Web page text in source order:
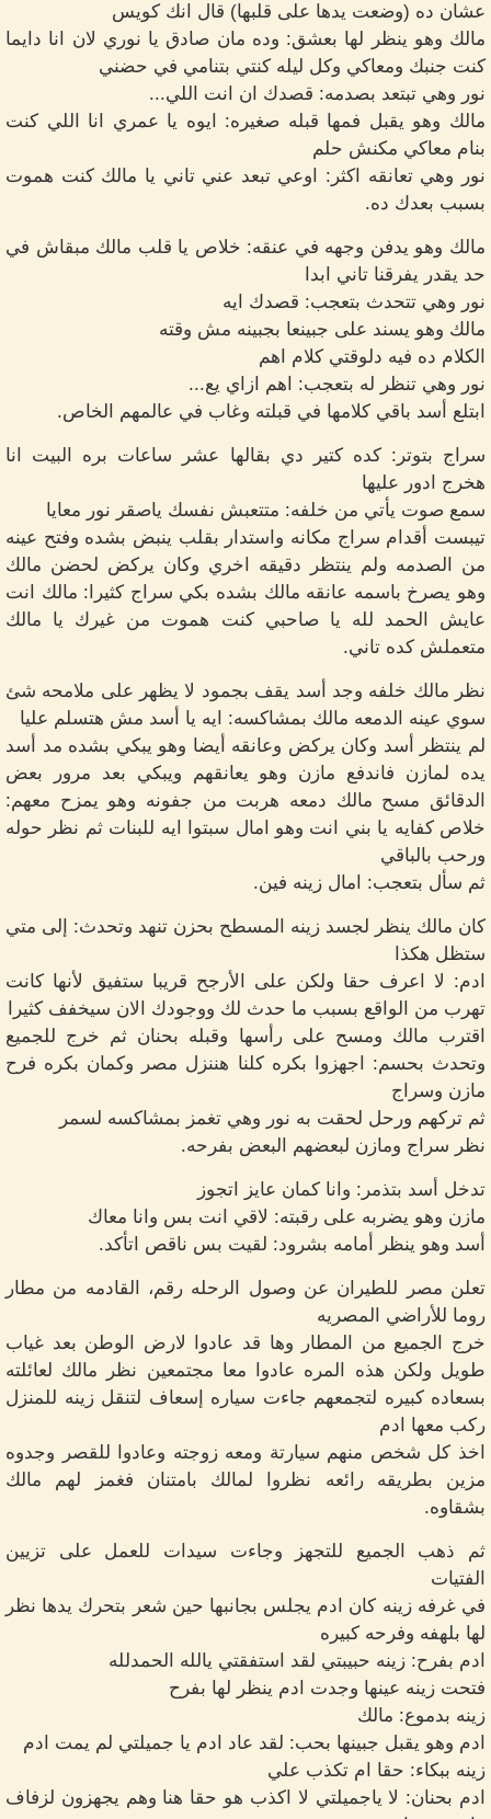
عشان ده (وضعت يدها على قلبها) قال انك كويس
مالك وهو ينظر لها بعشق: وده مان صادق يا نوري لان انا دايما
كنت جنبك ومعاكي وكل ليله كنتي بتنامي في حضني
نور وهي تبتعد بصدمه: قصدك ان انت اللي...
مالك وهو يقبل فمها قبله صغيره: ايوه يا عمري انا اللي كنت
بنام معاكي مكنش حلم
نور وهي تعانقه اكثر: اوعي تبعد عني تاني يا مالك كنت هموت
بسبب بعدك ده.
مالك وهو يدفن وجهه في عنقه: خلاص يا قلب مالك مبقاش في
حد يقدر يفرقنا تاني ابدا
نور وهي تتحدث بتعجب: قصدك ايه
مالك وهو يسند على جبينعا بجبينه مش وقته
الكلام ده فيه دلوقتي كلام اهم
نور وهي تنظر له بتعجب: اهم ازاي يع...
ابتلع أسد باقي كلامها في قبلته وغاب في عالمهم الخاص.
سراج بتوتر: كده كتير دي بقالها عشر ساعات بره البيت انا
هخرج ادور عليها
سمع صوت يأتي من خلفه: متتعبش نفسك ياصقر نور معايا
تيبست أقدام سراج مكانه واستدار بقلب ينبض بشده وفتح عينه
من الصدمه ولم ينتظر دقيقه اخري وكان يركض لحضن مالك
وهو يصرخ باسمه عانقه مالك بشده بكي سراج كثيرا: مالك انت
عايش الحمد لله يا صاحبي كنت هموت من غيرك يا مالك
متعملش كده تاني.
نظر مالك خلفه وجد أسد يقف بجمود لا يظهر على ملامحه شئ
سوي عينه الدمعه مالك بمشاكسه: ايه يا أسد مش هتسلم عليا
لم ينتظر أسد وكان يركض وعانقه أيضا وهو يبكي بشده مد أسد
يده لمازن فاندفع مازن وهو يعانقهم ويبكي بعد مرور بعض
الدقائق مسح مالك دمعه هربت من جفونه وهو يمزح معهم:
خلاص كفايه يا بني انت وهو امال سبتوا ايه للبنات ثم نظر حوله
ورحب بالباقي
ثم سأل بتعجب: امال زينه فين.
كان مالك ينظر لجسد زينه المسطح بحزن تنهد وتحدث: إلى متي
ستظل هكذا
ادم: لا اعرف حقا ولكن على الأرجح قريبا ستفيق لأنها كانت
تهرب من الواقع بسبب ما حدث لك ووجودك الان سيخفف كثيرا
اقترب مالك ومسح على رأسها وقبله بحنان ثم خرج للجميع
وتحدث بحسم: اجهزوا بكره كلنا هننزل مصر وكمان بكره فرح
مازن وسراج
ثم تركهم ورحل لحقت به نور وهي تغمز بمشاكسه لسمر
نظر سراج ومازن لبعضهم البعض بفرحه.
تدخل أسد بتذمر: وانا كمان عايز اتجوز
مازن وهو يضربه على رقبته: لاقي انت بس وانا معاك
أسد وهو ينظر أمامه بشرود: لقيت بس ناقص اتأكد.
تعلن مصر للطيران عن وصول الرحله رقم، القادمه من مطار
روما للأراضي المصريه
خرج الجميع من المطار وها قد عادوا لارض الوطن بعد غياب
طويل ولكن هذه المره عادوا معا مجتمعين نظر مالك لعائلته
بسعاده كبيره لتجمعهم جاءت سياره إسعاف لتنقل زينه للمنزل
ركب معها ادم
اخذ كل شخص منهم سيارتة ومعه زوجته وعادوا للقصر وجدوه
مزين بطريقه رائعه نظروا لمالك بامتنان فغمز لهم مالك
بشقاوه.
ثم ذهب الجميع للتجهز وجاءت سيدات للعمل على تزيين
الفتيات
في غرفه زينه كان ادم يجلس بجانبها حين شعر بتحرك يدها نظر
لها بلهفه وفرحه كبيره
ادم بفرح: زينه حبيبتي لقد استفقتي يالله الحمدلله
فتحت زينه عينها وجدت ادم ينظر لها بفرح
زينه بدموع: مالك
ادم وهو يقبل جبينها بحب: لقد عاد ادم يا جميلتي لم يمت ادم
زينه ببكاء: حقا ام تكذب علي
ادم بحنان: لا ياجميلتي لا اكذب هو حقا هنا وهم يجهزون لزفاف